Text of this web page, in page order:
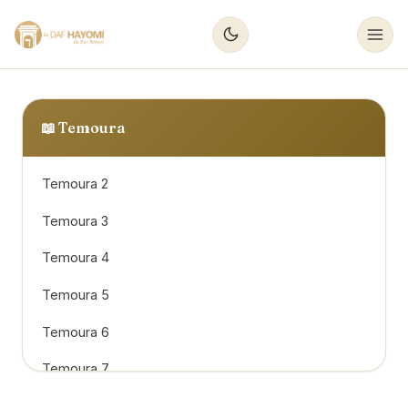
📖 Temoura
Temoura 2
Temoura 3
Temoura 4
Temoura 5
Temoura 6
Temoura 7